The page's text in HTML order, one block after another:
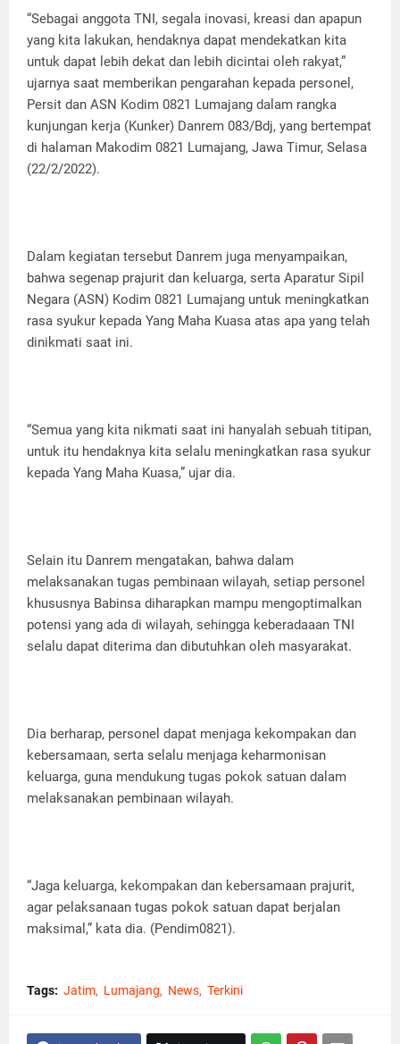
“Sebagai anggota TNI, segala inovasi, kreasi dan apapun
yang kita lakukan, hendaknya dapat mendekatkan kita
untuk dapat lebih dekat dan lebih dicintai oleh rakyat,”
ujarnya saat memberikan pengarahan kepada personel,
Persit dan ASN Kodim 0821 Lumajang dalam rangka
kunjungan kerja (Kunker) Danrem 083/Bdj, yang bertempat
di halaman Makodim 0821 Lumajang, Jawa Timur, Selasa
(22/2/2022).
Dalam kegiatan tersebut Danrem juga menyampaikan,
bahwa segenap prajurit dan keluarga, serta Aparatur Sipil
Negara (ASN) Kodim 0821 Lumajang untuk meningkatkan
rasa syukur kepada Yang Maha Kuasa atas apa yang telah
dinikmati saat ini.
“Semua yang kita nikmati saat ini hanyalah sebuah titipan,
untuk itu hendaknya kita selalu meningkatkan rasa syukur
kepada Yang Maha Kuasa,” ujar dia.
Selain itu Danrem mengatakan, bahwa dalam
melaksanakan tugas pembinaan wilayah, setiap personel
khususnya Babinsa diharapkan mampu mengoptimalkan
potensi yang ada di wilayah, sehingga keberadaaan TNI
selalu dapat diterima dan dibutuhkan oleh masyarakat.
Dia berharap, personel dapat menjaga kekompakan dan
kebersamaan, serta selalu menjaga keharmonisan
keluarga, guna mendukung tugas pokok satuan dalam
melaksanakan pembinaan wilayah.
“Jaga keluarga, kekompakan dan kebersamaan prajurit,
agar pelaksanaan tugas pokok satuan dapat berjalan
maksimal,” kata dia. (Pendim0821).
Tags: Jatim Lumajang News Terkini